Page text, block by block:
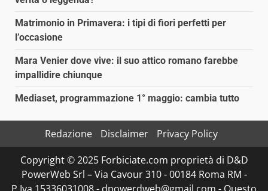
Matrimonio in Primavera: i tipi di fiori perfetti per
l’occasione
Mara Venier dove vive: il suo attico romano farebbe
impallidire chiunque
Mediaset, programmazione 1° maggio: cambia tutto
Redazione Disclaimer
Privacy Policy
Copyright © 2025 Forbiciate.com proprietà di D&D
PowerWeb Srl – Via Cavour 310 - 00184 Roma RM -